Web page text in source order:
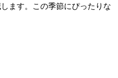
ます。この季節にぴったりな